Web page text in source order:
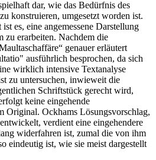
dar, wie das Bedürfnis des
konstruieren, umgesetzt worden ist.
es, eine angemessene Darstellung
zu erarbeiten. Nachdem die
genauer erläutert
ausführlich besprochen, da sich
wirklich intensive Textanalyse
zu untersuchen, inwieweit die
Schriftstück gerecht wird,
keine eingehende
Original. Ockhams Lösungsvorschlag,
verdient eine eingehendere
widerfahren ist, zumal die von ihm
eindeutig ist, wie sie meist dargestellt